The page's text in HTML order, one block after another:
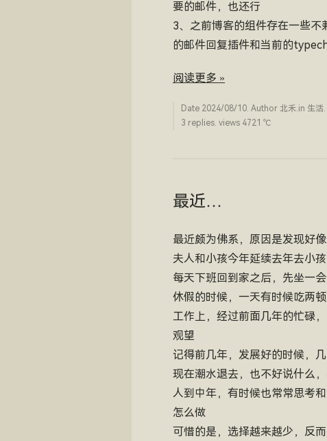
要的邮件，也还行
3、之前博客的组件存在一些不
的邮件回复插件和当前的
阅读更多 »
Date 2024/08/10. Author 北禾.in 生活.
3 replies. views 4721 ­℃
最近…
最近颇为佛系，原因是发现好
夫人和小孩今年延续去年去小
每天下班回到家之后，先坐一
休假的时候，一天有时候吃两
工作上，经过前面几年的忙碌
观望
记得前几年，发展好的时候，
现在潮水退去，也不好说什么
人到中年，有时候也常常思考
怎么做
可惜的是，选择越来越少，反